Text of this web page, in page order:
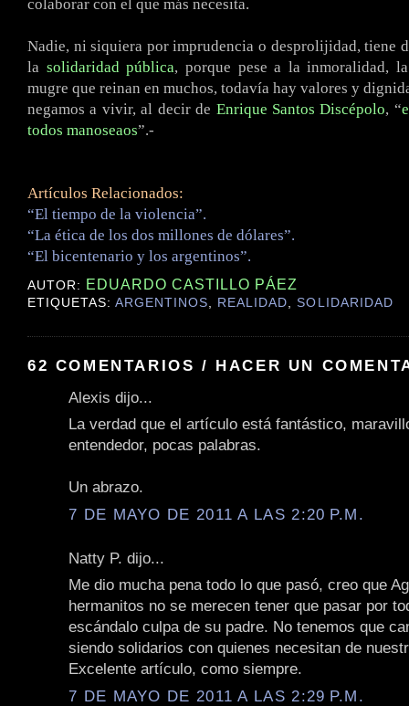
colaborar con el que más necesita.
Nadie, ni siquiera por imprudencia o desprolijidad, tiene
la solidaridad pública, porque pese a la inmoralidad,
mugre que reinan en muchos, todavía hay valores y
negamos a vivir, al decir de Enrique Santos Discépolo, “
todos manoseaos”.-
Artículos Relacionados:
“El tiempo de la violencia”.
“La ética de los dos millones de dólares”.
“El bicentenario y los argentinos”.
AUTOR: EDUARDO CASTILLO PÁEZ
ETIQUETAS:ARGENTINOS, REALIDAD,SOLIDARIDAD
62 COMENTARIOS / HACER UN
Alexis dijo...
La verdad que el artículo está fantástico,
entendedor, pocas palabras.
Un abrazo.
7 DE MAYO DE 2011 A LAS 2:20 P.M.
Natty P. dijo...
Me dio mucha pena todo lo que pasó, creo que
hermanitos no se merecen tener que pasar por
escándalo culpa de su padre. No tenemos que
siendo solidarios con quienes necesitan de
Excelente artículo, como siempre.
7 DE MAYO DE 2011 A LAS 2:29 P.M.